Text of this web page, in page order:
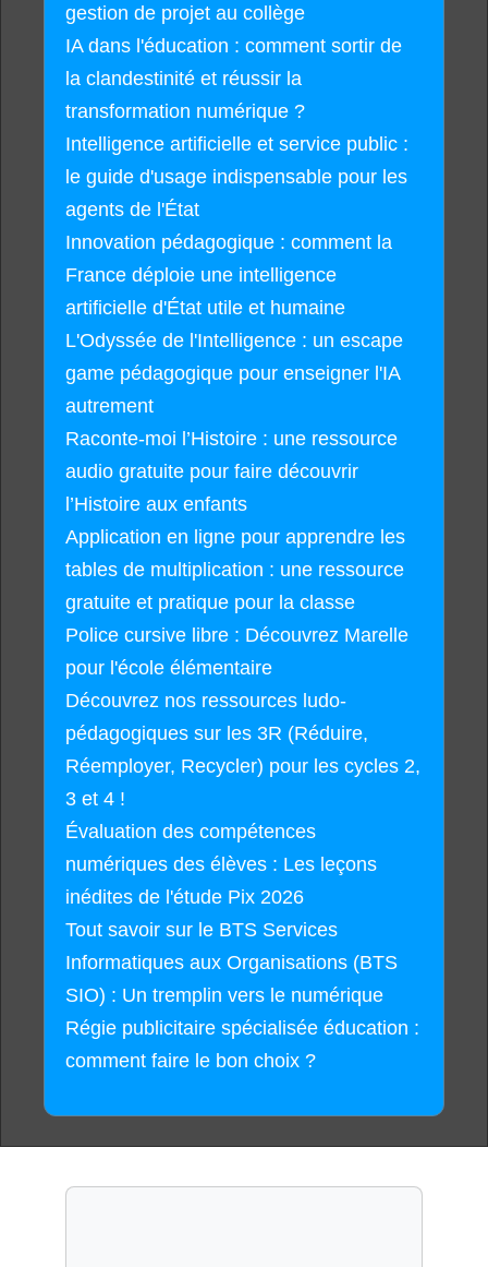
gestion de projet au collège
IA dans l'éducation : comment sortir de
la clandestinité et réussir la
transformation numérique ?
Intelligence artificielle et service public :
le guide d'usage indispensable pour les
agents de l'État
Innovation pédagogique : comment la
France déploie une intelligence
artificielle d'État utile et humaine
L'Odyssée de l'Intelligence : un escape
game pédagogique pour enseigner l'IA
autrement
Raconte-moi l’Histoire : une ressource
audio gratuite pour faire découvrir
l’Histoire aux enfants
Application en ligne pour apprendre les
tables de multiplication : une ressource
gratuite et pratique pour la classe
Police cursive libre : Découvrez Marelle
pour l'école élémentaire
Découvrez nos ressources ludo-
pédagogiques sur les 3R (Réduire,
Réemployer, Recycler) pour les cycles 2,
3 et 4 !
Évaluation des compétences
numériques des élèves : Les leçons
inédites de l'étude Pix 2026
Tout savoir sur le BTS Services
Informatiques aux Organisations (BTS
SIO) : Un tremplin vers le numérique
Régie publicitaire spécialisée éducation :
comment faire le bon choix ?